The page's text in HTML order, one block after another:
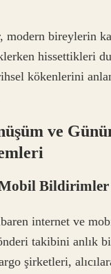
modern bireylerin
hissettikleri
kökenlerini
ve
Bildirimler
internet ve
takibini anlık
şirketleri,